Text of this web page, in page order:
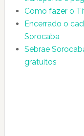
Como fazer o
Encerrado o
Sorocaba
Sebrae
gratuitos